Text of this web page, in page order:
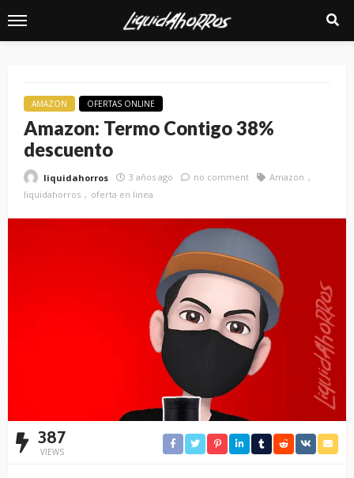
AMAZON OFERTAS ONLINE
Amazon: Termo Contigo 38%
descuento
liquidahorros 3 años ago no comment
Amazon
liquidahorros
oferta en linea
387
VIEWS